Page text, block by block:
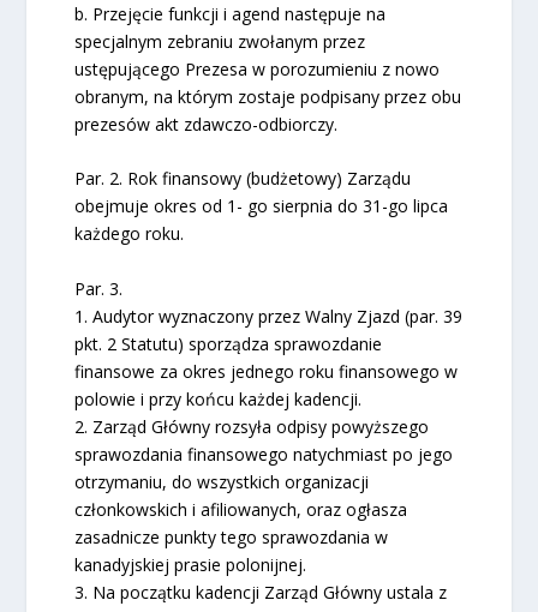
b. Przejęcie funkcji i agend następuje na
specjalnym zebraniu zwołanym przez
ustępującego Prezesa w porozumieniu z nowo
obranym, na którym zostaje podpisany przez obu
prezesów akt zdawczo-odbiorczy.
Par. 2. Rok finansowy (budżetowy) Zarządu
obejmuje okres od 1- go sierpnia do 31-go lipca
każdego roku.
Par. 3.
1. Audytor wyznaczony przez Walny Zjazd (par. 39
pkt. 2 Statutu) sporządza sprawozdanie
finansowe za okres jednego roku finansowego w
polowie i przy końcu każdej kadencji.
2. Zarząd Główny rozsyła odpisy powyższego
sprawozdania finansowego natychmiast po jego
otrzymaniu, do wszystkich organizacji
członkowskich i afiliowanych, oraz ogłasza
zasadnicze punkty tego sprawozdania w
kanadyjskiej prasie polonijnej.
3. Na początku kadencji Zarząd Główny ustala z